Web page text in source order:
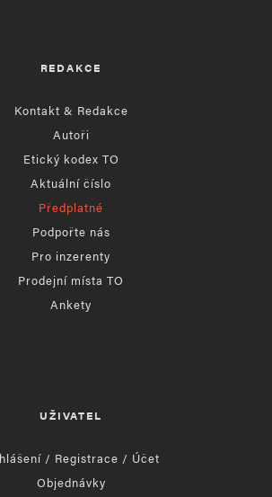
REDAKCE
Kontakt & Redakce
Autoři
Etický kodex TO
Aktuální číslo
Předplatné
Podpořte nás
Pro inzerenty
Prodejní místa TO
Ankety
UŽIVATEL
/ Registrace / Účet
Objednávky